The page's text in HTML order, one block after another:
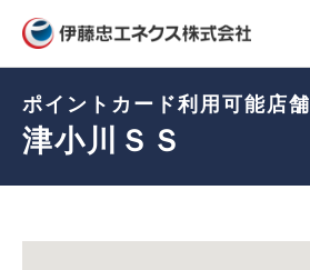
ポイントカード利用可能店舗
津小川ＳＳ